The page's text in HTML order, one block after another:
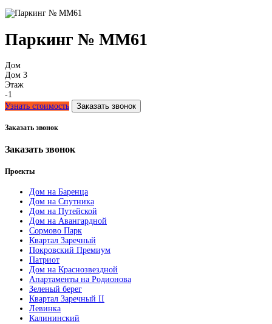
Паркинг № ММ61
Дом
Дом 3
Этаж
-1
Узнать стоимость
Заказать звонок
Заказать звонок
Заказать звонок
Проекты
Дом на Баренца
Дом на Спутника
Дом на Путейской
Дом на Авангардной
Сормово Парк
Квартал Заречный
Покровский Премиум
Патриот
Дом на Краснозвездной
Апартаменты на Родионова
Зеленый берег
Квартал Заречный II
Левинка
Калининский